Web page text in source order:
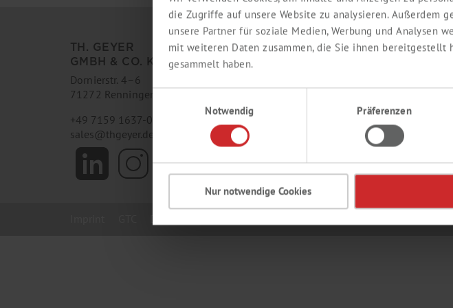
die Zugriffe auf unsere Website zu analysieren. Außerdem
unsere Partner für soziale Medien, Werbung und Analysen
mit weiteren Daten zusammen, die Sie ihnen bereitgestellt
gesammelt haben.
Notwendig
Präferenzen
Nur notwendige Cookies
TH. GEYER
GMBH & CO. KG
Dornierstr. 4–6
71272 Renningen
+49 7159 1637-0
sales@thgeyer.de
TH. GEYER INGREDIENTS
GMBH & CO. KG
+49 5531 7045-0
ingredients
CONTACT